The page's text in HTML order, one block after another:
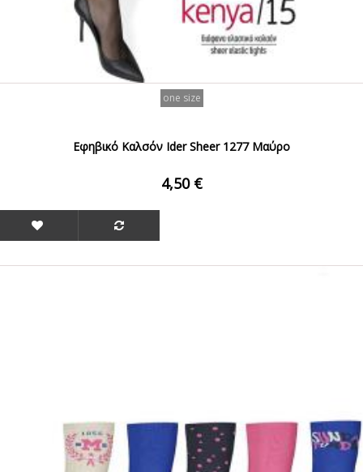
one size
Εφηβικό Καλσόν Ider Sheer 1277 Μαύρο
4,50 €